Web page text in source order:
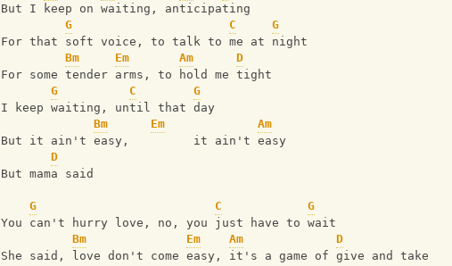
But I keep on waiting, anticipating
G
C
G
For that soft voice, to talk to me at night
Bm
Em Am
D
For some tender arms, to hold me tight
G
C
G
I keep waiting, until that day
Bm
Em
Am
But it ain't easy,         it ain't easy
D
But mama said
G C
G
You can't hurry love, no, you just have to wait
Bm
Em Am
D
She said, love don't come easy, it's a game of give and take